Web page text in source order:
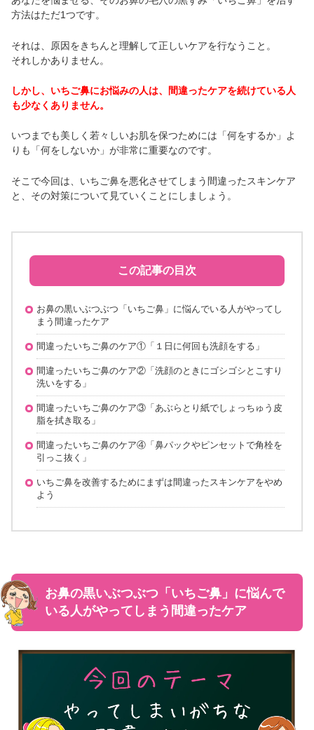
方法はただ1つです。
それは、原因をきちんと理解して正しいケアを行なうこと。
それしかありません。
しかし、いちご鼻にお悩みの人は、間違ったケアを続けている人
も少なくありません。
いつまでも美しく若々しいお肌を保つためには「何をするか」よ
りも「何をしないか」が非常に重要なのです。
そこで今回は、いちご鼻を悪化させてしまう間違ったスキンケア
と、その対策について見ていくことにしましょう。
この記事の目次
お鼻の黒いぶつぶつ「いちご鼻」に悩んでいる人がやってし
まう間違ったケア
間違ったいちご鼻のケア①「１日に何回も洗顔をする」
間違ったいちご鼻のケア②「洗顔のときにゴシゴシとこすり
洗いをする」
間違ったいちご鼻のケア③「あぶらとり紙でしょっちゅう皮
脂を拭き取る」
間違ったいちご鼻のケア④「鼻パックやピンセットで角栓を
引っこ抜く」
いちご鼻を改善するためにまずは間違ったスキンケアをやめ
よう
お鼻の黒いぶつぶつ「いちご鼻」に悩んで
いる人がやってしまう間違ったケア